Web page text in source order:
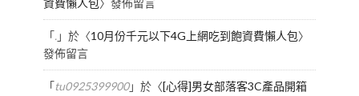
資費懶人包〉發佈留言
「.」於〈10月份千元以下4G上網吃到飽資費懶人包〉
發佈留言
「tu0925399900」於〈[心得]男女部落客3C產品開箱